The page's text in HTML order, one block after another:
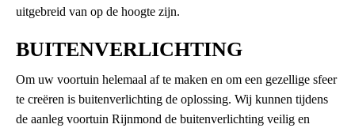
uitgebreid van op de hoogte zijn.
BUITENVERLICHTING
Om uw voortuin helemaal af te maken en om een gezellige sfeer
te creëren is buitenverlichting de oplossing. Wij kunnen tijdens
de aanleg voortuin Rijnmond de buitenverlichting veilig en